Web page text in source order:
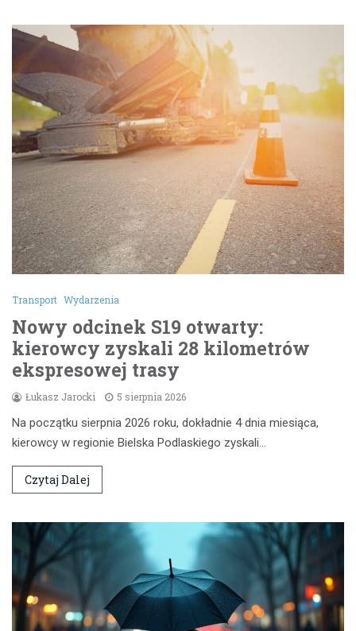
Transport Wydarzenia
Nowy odcinek S19 otwarty:
kierowcy zyskali 28 kilometrów
ekspresowej trasy
Łukasz Jarocki 5 sierpnia 2026
Na początku sierpnia 2026 roku, dokładnie 4 dnia miesiąca,
kierowcy w regionie Bielska Podlaskiego zyskali…
Czytaj Dalej